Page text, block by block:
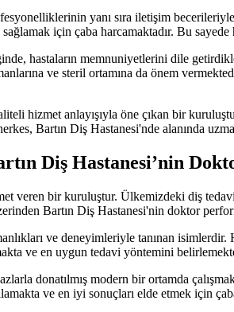
yanı sıra iletişim
için çaba harcamaktadır. Bu
hastaların memnuniyetlerini dile
ve steril ortamına da önem
hizmet anlayışıyla öne çıkan bir
Bartın Diş Hastanesi'nde alanında
Diş Hastanesi’nin
veren bir kuruluştur. Ülkemizdeki diş
Bartın Diş Hastanesi'nin doktor
ve deneyimleriyle tanınan
ve en uygun tedavi yöntemini
donatılmış modern bir ortamda
ve en iyi sonuçları elde etmek için